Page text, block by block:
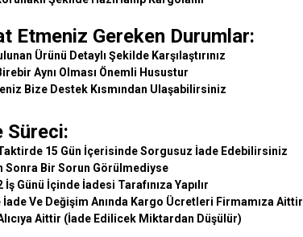
Etmeniz Gereken Durumlar:
Ürünü Detaylı Şekilde Karşılaştırınız
Aynı Olması Önemli Husustur
Bize Destek Kısmından Ulaşabilirsiniz
Süreci:
15 Gün İçerisinde Sorgusuz İade Edebilirsiniz
Sonra Bir Sorun Görülmediyse
İş Günü İçinde İadesi Tarafınıza Yapılır
İade Ve Değişim Anında Kargo Ücretleri Firmamıza Aittir
Aittir (İade Edilicek Miktardan Düşülür)